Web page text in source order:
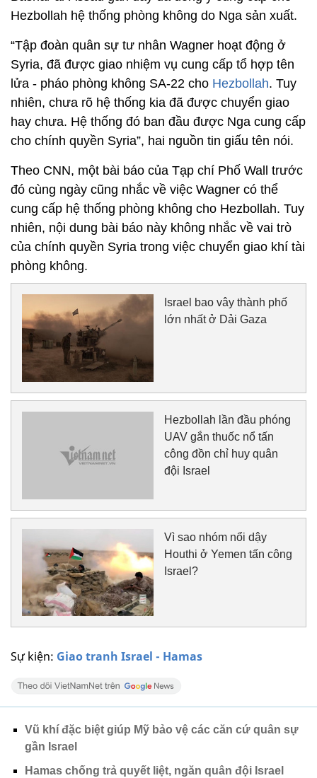
Sự kiện: Giao tranh Israel - Hamas
Hezbollah hệ thống phòng không do Nga sản xuất.
“Tập đoàn quân sự tư nhân Wagner hoạt động ở
Syria, đã được giao nhiệm vụ cung cấp tổ hợp tên
lửa - pháo phòng không SA-22 cho Hezbollah. Tuy
nhiên, chưa rõ hệ thống kia đã được chuyển giao
hay chưa. Hệ thống đó ban đầu được Nga cung cấp
cho chính quyền Syria”, hai nguồn tin giấu tên nói.
Theo CNN, một bài báo của Tạp chí Phố Wall trước
đó cùng ngày cũng nhắc về việc Wagner có thể
cung cấp hệ thống phòng không cho Hezbollah. Tuy
nhiên, nội dung bài báo này không nhắc về vai trò
của chính quyền Syria trong việc chuyển giao khí tài
phòng không.
Israel bao vây thành phố
lớn nhất ở Dải Gaza
Hezbollah lần đầu phóng
UAV gắn thuốc nổ tấn
công đồn chỉ huy quân
đội Israel
Vì sao nhóm nổi dậy
Houthi ở Yemen tấn công
Israel?
Vũ khí đặc biệt giúp Mỹ bảo vệ các căn cứ quân sự
gần Israel
Hamas chống trả quyết liệt, ngăn quân đội Israel